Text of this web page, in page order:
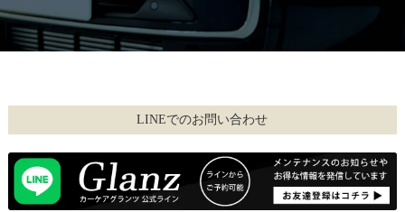
LINEでのお問い合わせ